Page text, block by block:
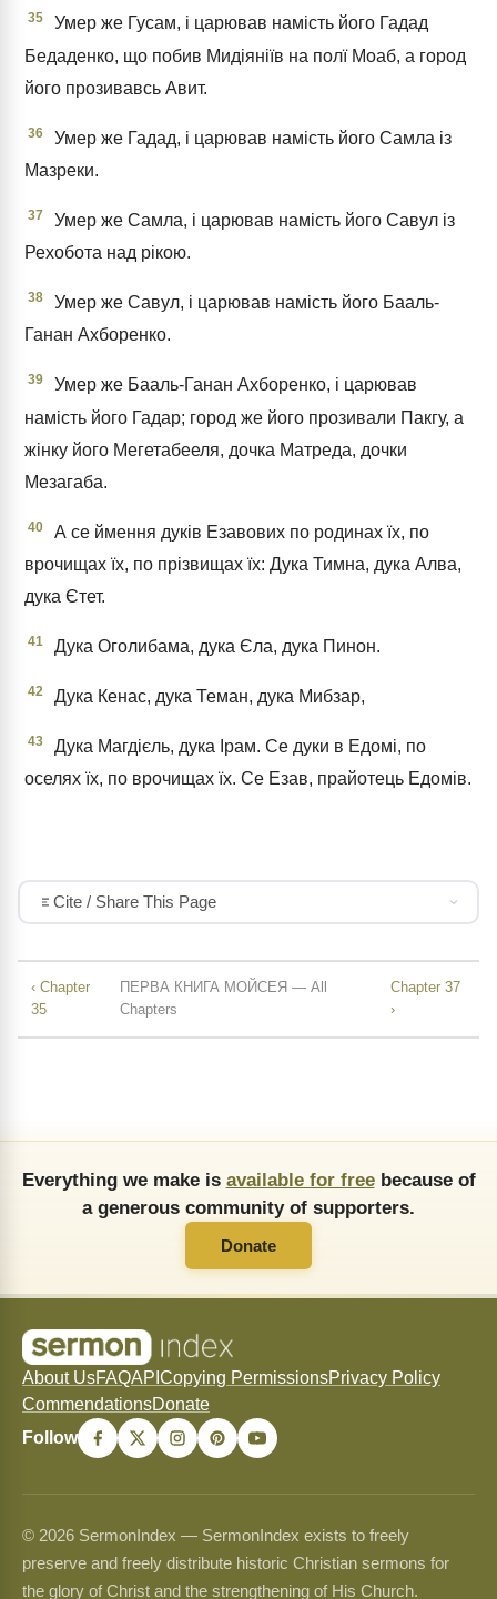
35
Умер же Гусам, і царював намість його Гадад
Бедаденко, що побив Мидіяніїв на полї Моаб, а город
його прозивавсь Авит.
36
Умер же Гадад, і царював намість його Самла із
Мазреки.
37
Умер же Самла, і царював намість його Савул із
Рехобота над рікою.
38
Умер же Савул, і царював намість його Бааль-
Ганан Ахборенко.
39
Умер же Бааль-Ганан Ахборенко, і царював
намість його Гадар; город же його прозивали Пакгу, а
жінку його Мегетабееля, дочка Матреда, дочки
Мезагаба.
40
А се ймення дуків Езавових по родинах їх, по
врочищах їх, по прізвищах їх: Дука Тимна, дука Алва,
дука Єтет.
41 Дука Оголибама, дука Єла, дука Пинон.
42 Дука Кенас, дука Теман, дука Мибзар,
43
Дука Магдієль, дука Ірам. Се дуки в Едомі, по
оселях їх, по врочищах їх. Се Езав, прайотець Едомів.
Cite / Share This Page
‹ Chapter
35
ПЕРВА КНИГА МОЙСЕЯ — All
Chapters
Chapter 37
›
Everything we make is available for freebecause of
a generous community of supporters.
Donate
About UsFAQAPI Copying PermissionsPrivacy Policy
CommendationsDonate
Follow
© 2026 SermonIndex — SermonIndex exists to freely
preserve and freely distribute historic Christian sermons for
the glory of Christ and the strengthening of His Church.